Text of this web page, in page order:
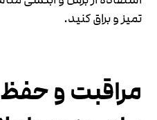
تمیز و براق کنید.
مراقبت و